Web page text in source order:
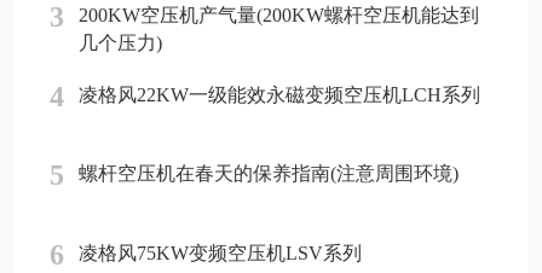
3
200KW空压机产气量(200KW螺杆空压机能达到
几个压力)
4 凌格风22KW一级能效永磁变频空压机LCH系列
5 螺杆空压机在春天的保养指南(注意周围环境)
6 凌格风75KW变频空压机LSV系列